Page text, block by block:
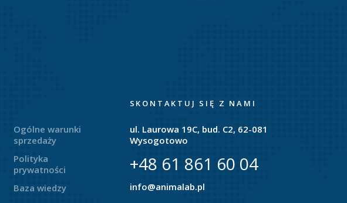
Ogólne warunki
sprzedaży
Polityka
prywatności
Baza wiedzy
SKONTAKTUJ SIĘ Z NAMI
ul. Laurowa 19C, bud. C2, 62-081
Wysogotowo
+48 61 861 60 04
info@animalab.pl